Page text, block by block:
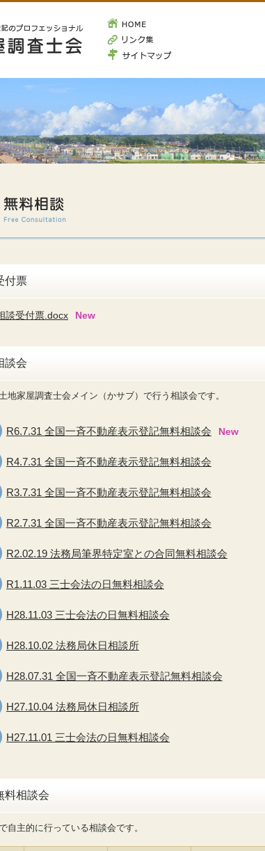
HOME
リンク集
プ
付票
談受付票.docx
談会
地家屋調査士会メイン（かサブ）で行う相談会です。
R6.7.31 全国一斉不動産表示登記無料相談会
R4.7.31 全国一斉不動産表示登記無料相談会
R3.7.31 全国一斉不動産表示登記無料相談会
R2.7.31 全国一斉不動産表示登記無料相談会
R2.02.19 法務局筆界特定室との合同無料相談会
R1.11.03 三士会法の日無料相談会
H28.11.03 三士会法の日無料相談会
H28.10.02 法務局休日相談所
H28.07.31 全国一斉不動産表示登記無料相談会
H27.10.04 法務局休日相談所
H27.11.01 三士会法の日無料相談会
料相談会
自主的に行っている相談会です。